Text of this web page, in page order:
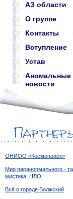
АЗ области
О группе
Контакты
Вступление
Устав
Аномальные
новости
ОНИОО «Космопоиск»
Мир паранормального -
мистика, НЛО
Всё о городе Волжский